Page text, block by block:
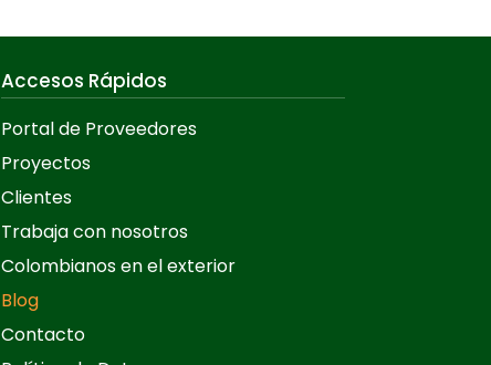
Accesos Rápidos
Portal de Proveedores
Proyectos
Clientes
Trabaja con nosotros
Colombianos en el exterior
Blog
Contacto